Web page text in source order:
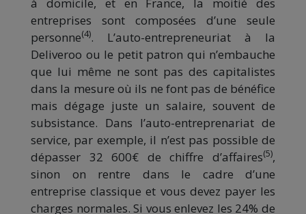
entreprises sont composées d’une seule
personne(4). L’auto-entrepreneuriat à la
Deliveroo ou le petit patron qui n’embauche
que lui même ne sont pas des capitalistes
dans la mesure où ils ne font pas de bénéfice
mais dégage juste un salaire, souvent de
subsistance. Dans l’auto-entreprenariat de
service, par exemple, il n’est pas possible de
dépasser 32 600€ de chiffre d’affaires(5),
sinon on rentre dans le cadre d’une
entreprise classique et vous devez payer les
charges normales. Si vous enlevez les 24% de